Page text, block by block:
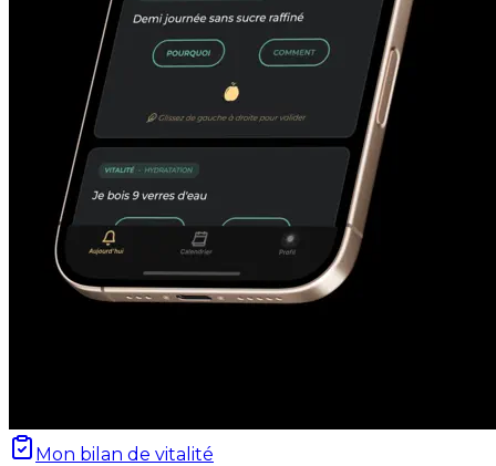
Mon bilan de vitalité